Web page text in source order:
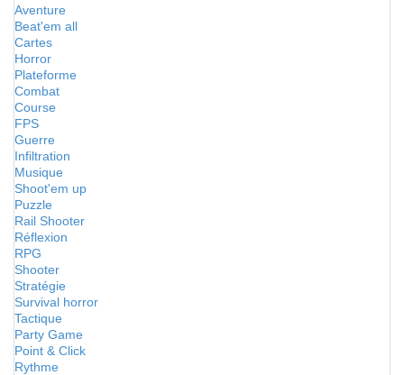
Aventure
Beat'em all
Cartes
Horror
Plateforme
Combat
Course
FPS
Guerre
Infiltration
Musique
Shoot'em up
Puzzle
Rail Shooter
Réflexion
RPG
Shooter
Stratégie
Survival horror
Tactique
Party Game
Point & Click
Rythme